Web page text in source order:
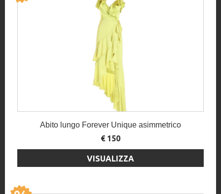
Abito lungo Forever Unique asimmetrico
€ 150
VISUALIZZA